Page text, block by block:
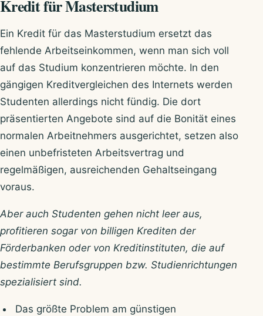
Kredit für Masterstudium
Ein Kredit für das Masterstudium ersetzt das
fehlende Arbeitseinkommen, wenn man sich voll
auf das Studium konzentrieren möchte. In den
gängigen Kreditvergleichen des Internets werden
Studenten allerdings nicht fündig. Die dort
präsentierten Angebote sind auf die Bonität eines
normalen Arbeitnehmers ausgerichtet, setzen also
einen unbefristeten Arbeitsvertrag und
regelmäßigen, ausreichenden Gehaltseingang
voraus.
Aber auch Studenten gehen nicht leer aus,
profitieren sogar von billigen Krediten der
Förderbanken oder von Kreditinstituten, die auf
bestimmte Berufsgruppen bzw. Studienrichtungen
spezialisiert sind.
Das größte Problem am günstigen